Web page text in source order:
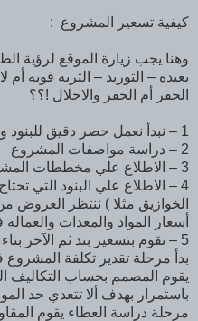
كيفية تسعير المشروع :
وهنا يجب زيارة الموقع لرؤية
بعيده – التوريد – التربه قويه أم
الحفر أم الحفر والاحلال !؟؟
1 – نبدأ نعمل حصر دقيق للبنود ونقوم بمراجعة كميات المالك
2 – دراسة مواصفات المشروع
3 – الاطلاع علي مخططات المشروع
4 – الاطلاع علي البنود التي
الخوازيق مثلا ) ننتظر العروض
أسعار المواد والمعدات
5 – نقوم بتسعير بند ثم الآخر بناء علي ماسبق ذكره
بدأ مرحلة تقدير تكلفة المشروع
يقوم المصمم بحساب التكاليف
باستمرار بهدف ألا تتعدي حد
مرحلة دراسة العطاء يقوم